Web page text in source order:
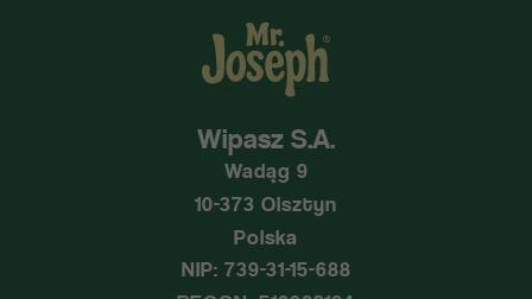
Wipasz S.A.
Wadąg 9
10-373 Olsztyn
Polska
NIP: 739-31-15-688